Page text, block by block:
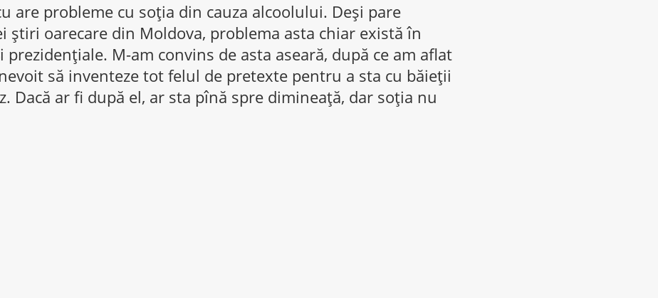
are probleme cu soţia din cauza alcoolului. Deşi pare
ştiri oarecare din Moldova, problema asta chiar există în
M-am convins de asta aseară, după ce am aflat
să inventeze tot felul de pretexte pentru a sta cu băieţii
Dacă ar fi după el, ar sta pînă spre dimineaţă, dar soţia nu